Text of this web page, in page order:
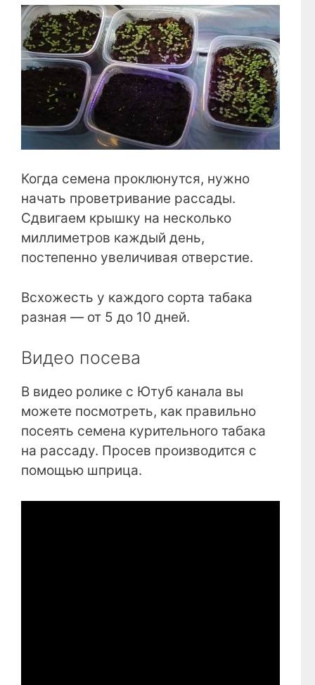
Когда семена проклюнутся, нужно
начать проветривание рассады.
Сдвигаем крышку на несколько
миллиметров каждый день,
постепенно увеличивая отверстие.
Всхожесть у каждого сорта табака
разная — от 5 до 10 дней.
Видео посева
В видео ролике с Ютуб канала вы
можете посмотреть, как правильно
посеять семена курительного табака
на рассаду. Просев производится с
помощью шприца.